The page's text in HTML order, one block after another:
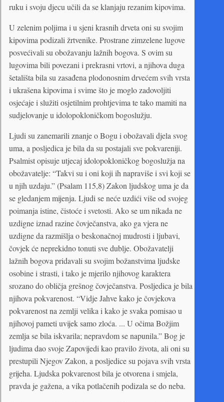
ruku i svoju djecu učili da se klanjaju rezanim kipovima.
U zelenim poljima i u sjeni krasnih drveta oni su svojim
kipovima podizali žrtvenike. Prostrane zimzelene lugove
posvećivali su obožavanju lažnih bogova. S ovim su
lugovima bili povezani i prekrasni vrtovi, a njihova duga
šetališta bila su zasađena plodonosnim drvećem svih vrsta
i ukrašena kipovima i svime što je moglo zadovoljiti
osjećaje i služiti osjetilnim prohtjevima te tako mamiti na
sudjelovanje u idolopokloničkom bogoslužju.
Ljudi su zanemarili znanje o Bogu i obožavali djela svog
uma, a posljedica je bila da su postajali sve pokvareniji.
Psalmist opisuje utjecaj idolopokloničkog bogoslužja na
obožavatelje: “Takvi su i oni koji ih napraviše i svi koji se
u njih uzdaju.” (Psalam 115,8) Zakon ljudskog uma je da
se gledanjem mijenja. Ljudi se neće uzdići više od svojeg
poimanja istine, čistoće i svetosti. Ako se um nikada ne
uzdigne iznad razine čovječanstva, ako ga vjera ne
uzdigne da razmišlja o beskonačnoj mudrosti i ljubavi,
čovjek će neprekidno tonuti sve dublje. Obožavatelji
lažnih bogova pridavali su svojim božanstvima ljudske
osobine i strasti, i tako je mjerilo njihovog karaktera
srozano do obličja grešnog čovječanstva. Posljedica je bila
njihova pokvarenost. “Vidje Jahve kako je čovjekova
pokvarenost na zemlji velika i kako je svaka pomisao u
njihovoj pameti uvijek samo zloća. ... U očima Božjim
zemlja se bila iskvarila; nepravdom se napunila.” Bog je
ljudima dao svoje Zapovijedi kao pravilo života, ali oni su
prestupili Njegov Zakon, a posljedice su pojava svih vrsta
grijeha. Ljudska pokvarenost bila je otvorena i smjela,
pravda je gažena, a vika potlačenih podizala se do neba.